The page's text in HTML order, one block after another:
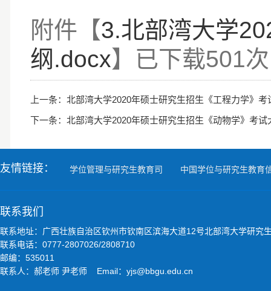
附件【3.北部湾大学
纲.docx】已下载501次
上一条： 北部湾大学2020年硕士研究生招生《工程力学》考
下一条： 北部湾大学2020年硕士研究生招生《动物学》考试
友情链接： 学位管理与研究生教育司 中国学位与研究生教育
联系我们
联系地址：广西壮族自治区钦州市钦南区滨海大道12号北部湾大学研究
联系电话：0777-2807026/2808710
邮编：535011
联系人：郝老师 尹老师 Email：yjs@bbgu.edu.cn